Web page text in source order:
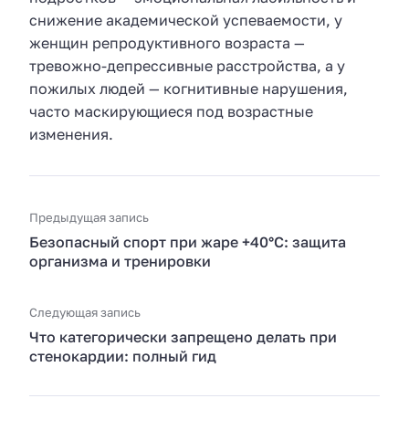
снижение академической успеваемости, у
женщин репродуктивного возраста —
тревожно-депрессивные расстройства, а у
пожилых людей — когнитивные нарушения,
часто маскирующиеся под возрастные
изменения.
Предыдущая запись
Безопасный спорт при жаре +40°C: защита
организма и тренировки
Следующая запись
Что категорически запрещено делать при
стенокардии: полный гид